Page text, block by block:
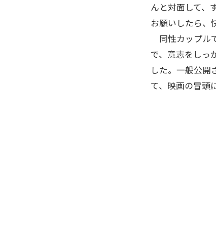
んと対面して、
お願いしたら、
同性カップル
で、意志をしっ
した。一般公開
て、映画の冒頭